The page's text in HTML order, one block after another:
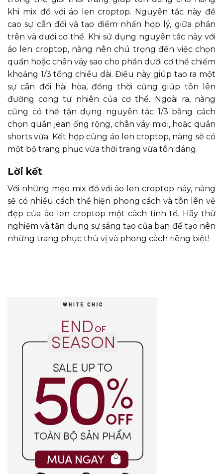
khi mix đồ với áo len croptop. Nguyên tắc này đề
cao sự cân đối và tạo điểm nhấn hợp lý, giữa phần
trên và dưới cơ thể. Khi sử dụng nguyên tắc này với
áo len croptop, nàng nên chú trọng đến việc chọn
quần hoặc chân váy sao cho phần dưới cơ thể chiếm
khoảng 1/3 tổng chiều dài. Điều này giúp tạo ra một
sự cân đối hài hòa, đồng thời cũng giúp tôn lên
đường cong tự nhiên của cơ thể. Ngoài ra, nàng
cũng có thể tận dụng nguyên tắc 1/3 bằng cách
chọn quần jean ống rộng, chân váy midi, hoặc quần
shorts vừa. Kết hợp cùng áo len croptop, nàng sẽ có
một bộ trang phục vừa thời trang vừa tôn dáng.
Lời kết
Với những mẹo mix đồ với áo len croptop này, nàng
sẽ có nhiều cách thể hiện phong cách và tôn lên vẻ
đẹp của áo len croptop một cách tinh tế. Hãy thử
nghiệm và tận dụng sự sáng tạo của bạn để tạo nên
những trang phục thú vị và phong cách riêng biệt!